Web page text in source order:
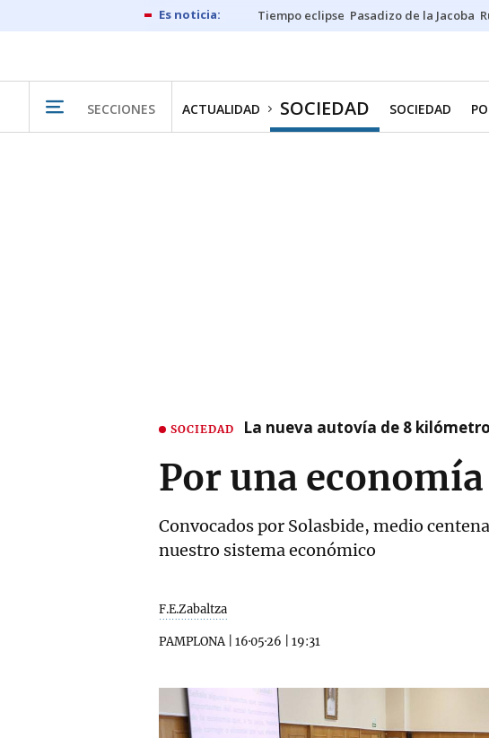
Tiempo eclipse Pasadizo de la Jacoba
SECCIONES ACTUALIDAD SOCIEDAD SOCIEDAD
SOCIEDAD La nueva autovía de 8
Por una
Convocados por Solasbide, medio
nuestro sistema económico
F.E.Zabaltza
PAMPLONA| 16·05·26 19:31